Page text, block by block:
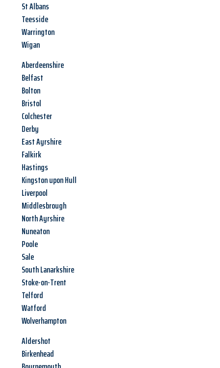
St Albans
Teesside
Warrington
Wigan
Aberdeenshire
Belfast
Bolton
Bristol
Colchester
Derby
East Ayrshire
Falkirk
Hastings
Kingston upon Hull
Liverpool
Middlesbrough
North Ayrshire
Nuneaton
Poole
Sale
South Lanarkshire
Stoke-on-Trent
Telford
Watford
Wolverhampton
Aldershot
Birkenhead